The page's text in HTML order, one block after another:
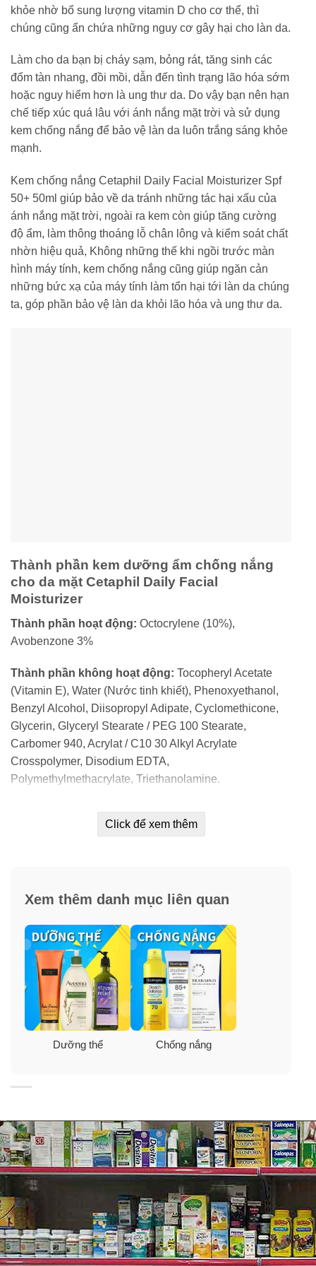
khỏe nhờ bổ sung lượng vitamin D cho cơ thể, thì
chúng cũng ẩn chứa những nguy cơ gây hại cho làn da.
Làm cho da bạn bị cháy sạm, bỏng rát, tăng sinh các
đốm tàn nhang, đồi mồi, dẫn đến tình trạng lão hóa sớm
hoặc nguy hiểm hơn là ung thư da. Do vậy bạn nên hạn
chế tiếp xúc quá lâu với ánh nắng mặt trời và sử dụng
kem chống nắng để bảo vệ làn da luôn trắng sáng khỏe
mạnh.
Kem chống nắng Cetaphil Daily Facial Moisturizer Spf
50+ 50ml giúp bảo về da tránh những tác hại xấu của
ánh nắng mặt trời, ngoài ra kem còn giúp tăng cường
độ ẩm, làm thông thoáng lỗ chân lông và kiểm soát chất
nhờn hiệu quả, Không những thế khi ngồi trước màn
hình máy tính, kem chống nắng cũng giúp ngăn cản
những bức xạ của máy tính làm tổn hại tới làn da chúng
ta, góp phần bảo vệ làn da khỏi lão hóa và ung thư da.
Thành phần kem dưỡng ẩm chống nắng
cho da mặt Cetaphil Daily Facial
Moisturizer
Thành phần hoạt động: Octocrylene (10%),
Avobenzone 3%
Thành phần không hoạt động: Tocopheryl Acetate
(Vitamin E), Water (Nước tinh khiết), Phenoxyethanol,
Benzyl Alcohol, Diisopropyl Adipate, Cyclomethicone,
Glycerin, Glyceryl Stearate / PEG 100 Stearate,
Carbomer 940, Acrylat / C10 30 Alkyl Acrylate
Crosspolymer, Disodium EDTA,
Polymethylmethacrylate, Triethanolamine.
Công dụng kem chống nắng dưỡng ẩm
✓ Kem chống nắng Cetaphil là sản phẩm dưỡng da
chống nắng 2 trong 1 với bảng thành phần hoàn toàn
lành tính, có thể sử dụng cho mọi loại da kể cả làn da
nhạy cảm giúp bảo vệ da bạn khỏi những tác hại của
ánh nắng gây ra như: nám da, da hư tổn, da không đều
màu., thuận tiện cho việc sử dụng hàng ngày trong thời
gian dài.
Click để xem thêm
Xem thêm danh mục liên quan
Dưỡng thể Chống nắng